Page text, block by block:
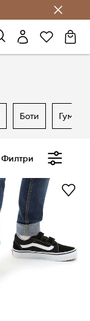
боти
Филтри